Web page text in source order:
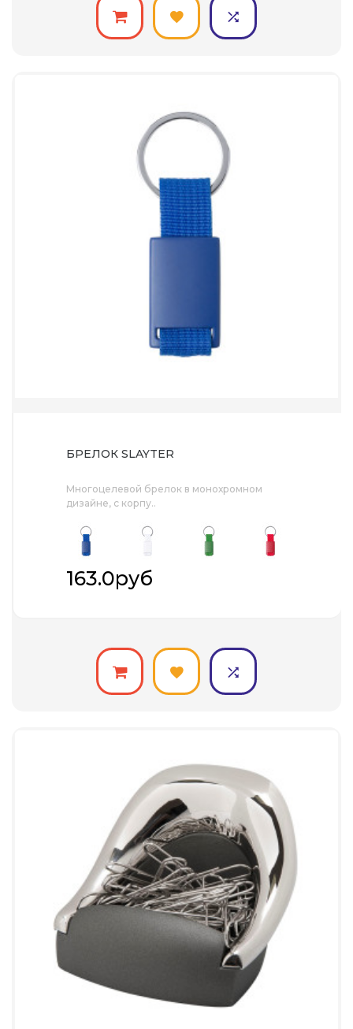
БРЕЛОК SLAYTER
Многоцелевой брелок в монохромном
дизайне, с корпу..
163.0руб